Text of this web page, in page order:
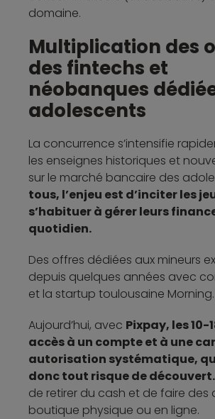
domaine.
Multiplication des
des fintechs et
néobanques
adolescents
La concurrence s’intensifie
les enseignes historiques et
sur le marché bancaire des
tous, l’enjeu est d’inciter les
s’habituer à gérer leurs
quotidien.
Des offres dédiées aux mineurs
depuis quelques années avec
et la startup toulousaine Morning.
Aujourd’hui, avec Pixpay, les 10-
accès à un compte et à une
autorisation systématique,
donc tout risque de découvert.
de retirer du cash et de faire des
boutique physique ou en ligne.